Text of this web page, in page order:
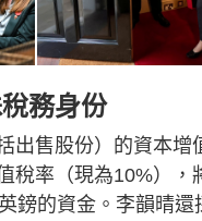
務身份
出售股份）的資本
稅率（現為10%）
鎊的資金。李韻晴